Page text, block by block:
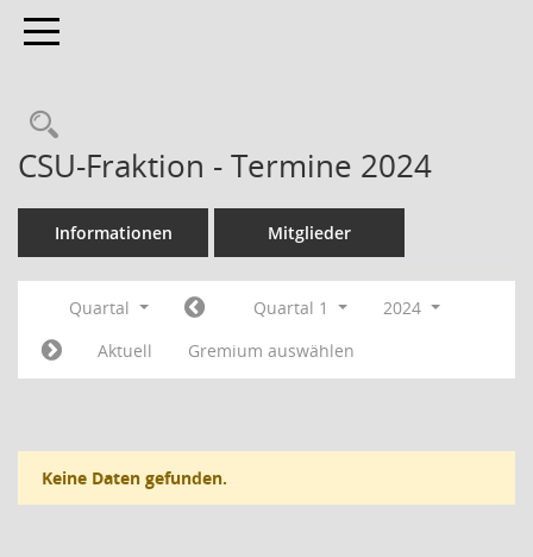
Toggle navigation
Rechercheauswahl
CSU-Fraktion - Termine 2024
Informationen Mitglieder
Quartal Quartal 1
2024
Aktuell
Gremium auswählen
Keine Daten gefunden.